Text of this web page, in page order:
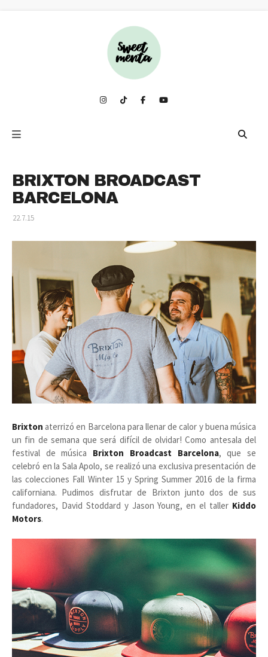
BRIXTON BROADCAST
BARCELONA
22.7.15
Brixton aterrizó en Barcelona para llenar de calor y buena música
un fin de semana que será difícil de olvidar! Como antesala del
festival de música Brixton Broadcast Barcelona, que se
celebró en la Sala Apolo, se realizó una exclusiva presentación de
las colecciones Fall Winter 15 y Spring Summer 2016 de la firma
californiana. Pudimos disfrutar de Brixton junto dos de sus
fundadores, David Stoddard y Jason Young, en el taller Kiddo
Motors.